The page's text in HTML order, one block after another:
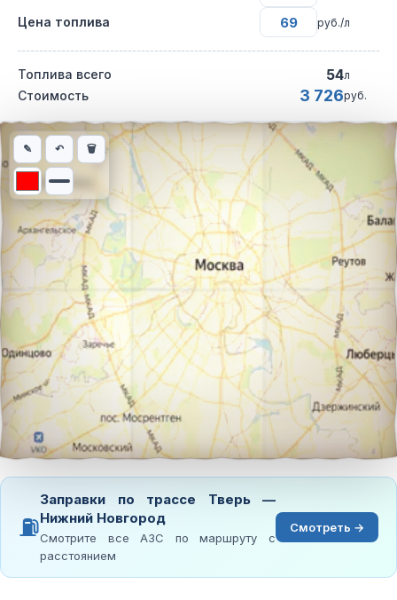
Цена топлива руб./л
Топлива всего 54л
Стоимость 3 726руб.
Интерактивная карта автомобильного маршрута из города
✎ ↶ 🗑
⛽
Заправки по трассе Тверь —
Нижний Новгород
Смотрите все АЗС по маршруту с
расстоянием
Смотреть →